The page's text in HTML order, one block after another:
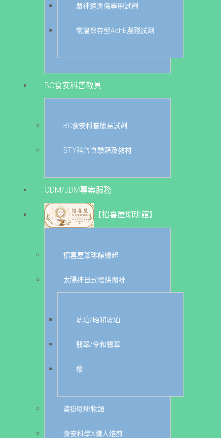
農神速測儀專用試劑
常溫保存型AchE農殘試劑
BC食安科普教具
BC食安科普簡易試劑
STY科普食驗箱及教材
ODM/JDM專案服務
【招喜屋珈琲館】
招喜屋珈琲館緣起
太陽神日式慢烘咖啡
琥珀/昭和琥珀
翡翠/令和翡翠
櫻
濾掛咖啡物語
食安科學X職人焙煎